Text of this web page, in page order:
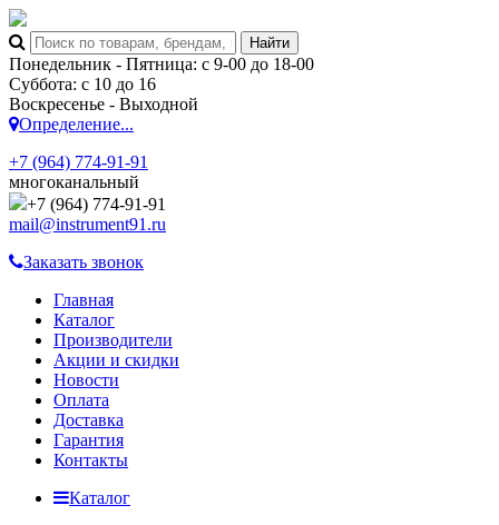
Понедельник - Пятница: с 9-00 до 18-00
Суббота: с 10 до 16
Воскресенье - Выходной
Определение...
+7 (964) 774-91-91
многоканальный
+7 (964) 774-91-91
mail@instrument91.ru
Заказать звонок
Главная
Каталог
Производители
Акции и скидки
Новости
Оплата
Доставка
Гарантия
Контакты
Каталог